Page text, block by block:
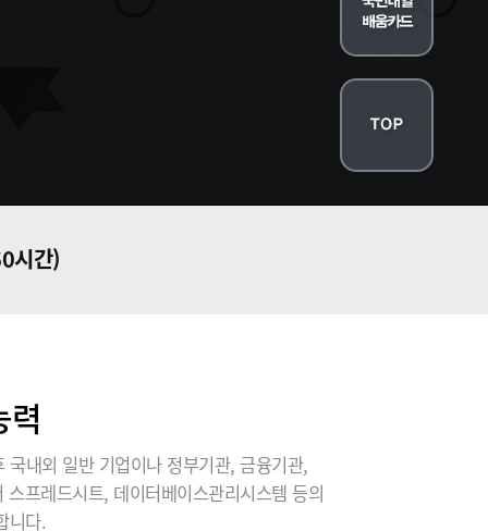
시간)
내외 일반 기업이나 정부기관, 금융기관,
프레드시트, 데이터베이스관리시스템 등의
니다.